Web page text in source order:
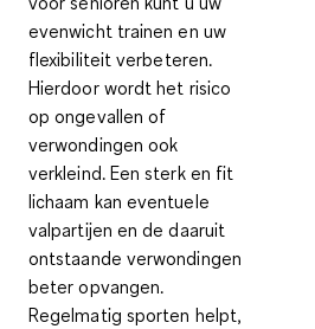
evenwicht trainen en uw
flexibiliteit verbeteren.
Hierdoor wordthet risico
op ongevallen of
verwondingen ook
verkleind.Een sterk en fit
lichaam kan eventuele
valpartijen en de daaruit
ontstaande verwondingen
beter opvangen.
Regelmatig sporten helpt,